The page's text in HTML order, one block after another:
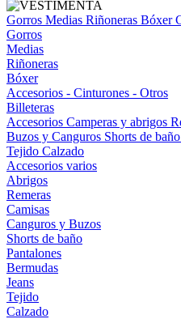
Gorros Medias Riñoneras Bóxer
Gorros
Medias
Riñoneras
Bóxer
Accesorios - Cinturones - Otros
Billeteras
Accesorios Camperas y abrigos
Buzos y Canguros Shorts de baño
Tejido Calzado
Accesorios varios
Abrigos
Remeras
Camisas
Canguros y Buzos
Shorts de baño
Pantalones
Bermudas
Jeans
Tejido
Calzado